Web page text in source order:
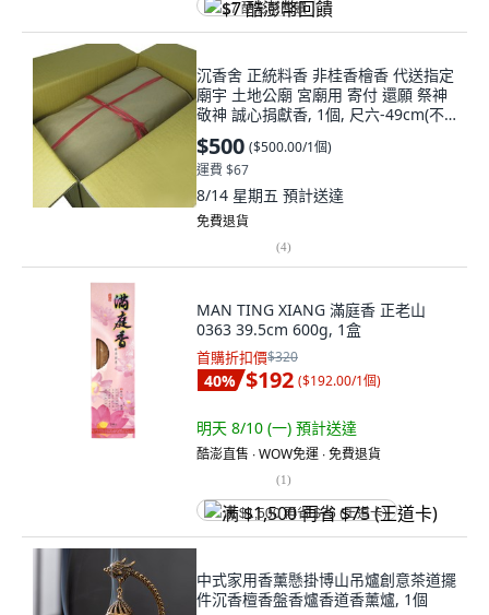
$7 酷澎幣回饋
沉香舍 正統料香 非桂香檜香 代送指定
廟宇 土地公廟 宮廟用 寄付 還願 祭神
敬神 誠心捐獻香, 1個, 尺六-49cm(不
適用超商)
$500 ($500.00/1個)
運費 $67
8/14 星期五 預計送達
免費退貨
(4)
MAN TING XIANG 滿庭香 正老山
0363 39.5cm 600g, 1盒
首購折扣價$320
40% $192 ($192.00/1個)
明天 8/10 (一) 預計送達
酷澎直售 ∙ WOW免運 ∙ 免費退貨
(1)
满 $1,500 再省 $75 (王道卡)
中式家用香薰懸掛博山吊爐創意茶道擺
件沉香檀香盤香爐香道香薰爐, 1個